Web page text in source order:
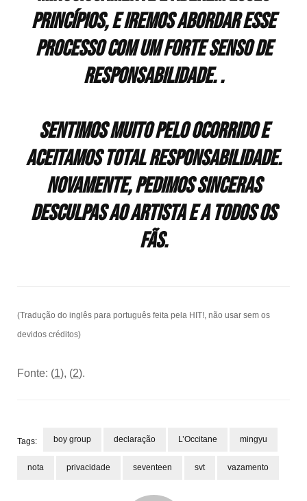
princípios, e iremos abordar esse
processo com um forte senso de
responsabilidade. .
Sentimos muito pelo ocorrido e
aceitamos total responsabilidade.
Novamente, pedimos sinceras
desculpas ao artista e a todos os
fãs.
(Tradução do inglês para português feita pela HIT!, não usar sem os
devidos créditos)
Fonte: (1), (2).
Tags: boy group declaração L’Occitane mingyu
nota privacidade seventeen svt vazamento